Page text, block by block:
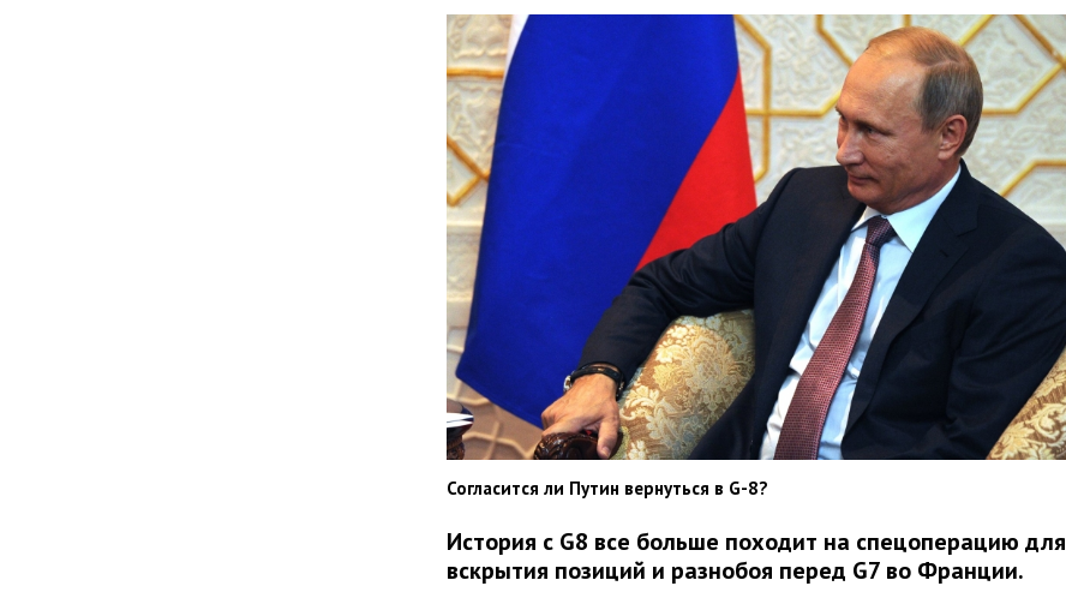
Согласится ли Путин вернуться в G-8?
История с G8 все больше походит на спецоперацию для
вскрытия позиций и разнобоя перед G7 во Франции.